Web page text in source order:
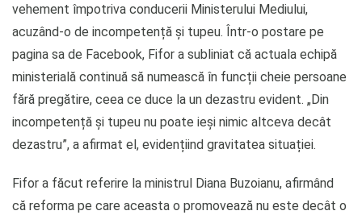
vehement împotriva conducerii Ministerului Mediului,
acuzând-o de incompetență și tupeu. Într-o postare pe
pagina sa de Facebook, Fifor a subliniat că actuala echipă
ministerială continuă să numească în funcții cheie persoane
fără pregătire, ceea ce duce la un dezastru evident. „Din
incompetență și tupeu nu poate ieși nimic altceva decât
dezastru”, a afirmat el, evidențiind gravitatea situației.
Fifor a făcut referire la ministrul Diana Buzoianu, afirmând
că reforma pe care aceasta o promovează nu este decât o